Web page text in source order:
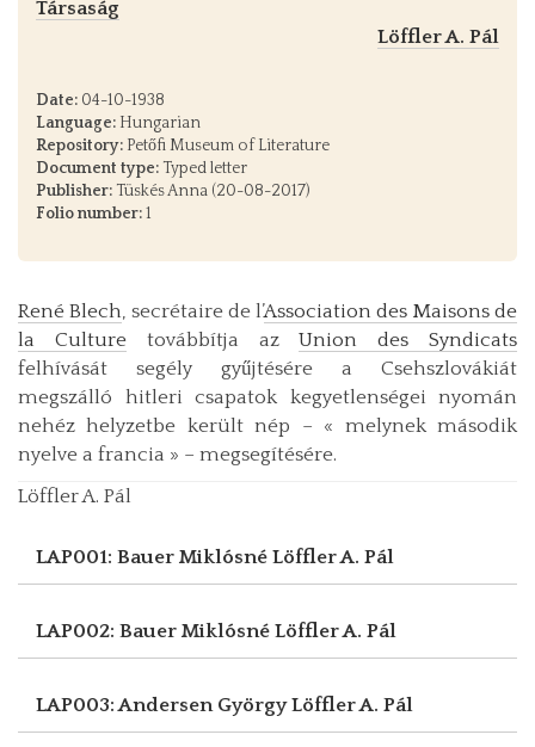
Társaság
Löffler A. Pál
Date: 04-10-1938
Language: Hungarian
Repository: Petőfi Museum of Literature
Document type: Typed letter
Publisher: Tüskés Anna (20-08-2017)
Folio number:1
René Blech, secrétaire de l’Association des Maisons de
la Culturetovábbítja azUnion des Syndicats
felhívását segély gyűjtésére a Csehszlovákiát
megszálló hitleri csapatok kegyetlenségei nyomán
nehéz helyzetbe került nép – « melynek második
nyelve a francia » – megsegítésére.
Löffler A. Pál
LAP001: Bauer Miklósné Löffler A. Pál
LAP002: Bauer Miklósné Löffler A. Pál
LAP003: Andersen GyörgyLöffler A. Pál